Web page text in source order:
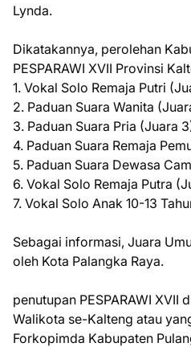
Lynda.
Dikatakannya, perolehan
PESPARAWI XVII Provinsi
1. Vokal Solo Remaja Putri
2. Paduan Suara Wanita
3. Paduan Suara Pria (Juara
4. Paduan Suara Remaja
5. Paduan Suara Dewasa
6. Vokal Solo Remaja Putra
7. Vokal Solo Anak 10-13
Sebagai informasi, Juara
oleh Kota Palangka Raya.
penutupan PESPARAWI XVII
Walikota se-Kalteng atau
Forkopimda Kabupaten